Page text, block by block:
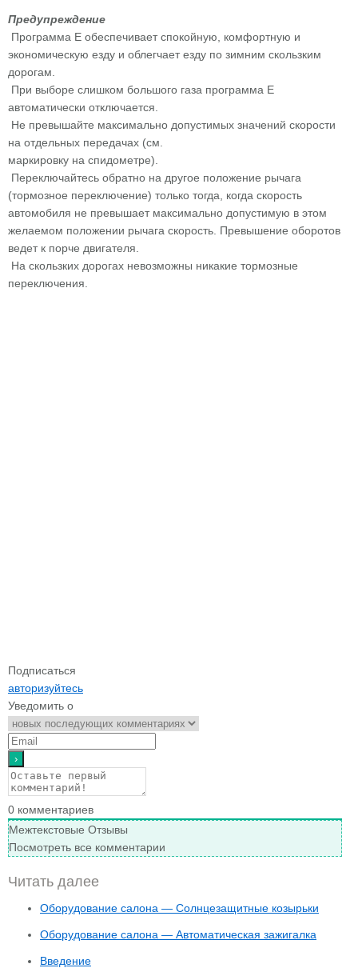
Предупреждение
Программа Е обеспечивает спокойную, комфортную и
экономическую езду и облегчает езду по зимним скользким
дорогам.
При выборе слишком большого газа программа Е
автоматически отключается.
Не превышайте максимально допустимых значений скорости
на отдельных передачах (см.
маркировку на спидометре).
Переключайтесь обратно на другое положение рычага
(тормозное переключение) только тогда, когда скорость
автомобиля не превышает максимально допустимую в этом
желаемом положении рычага скорость. Превышение оборотов
ведет к порче двигателя.
На скользких дорогах невозможны никакие тормозные
переключения.
Подписаться
авторизуйтесь
Уведомить о
0 комментариев
Межтекстовые Отзывы
Посмотреть все комментарии
Читать далее
Оборудование салона — Солнцезащитные козырьки
Оборудование салона — Автоматическая зажигалка
Введение